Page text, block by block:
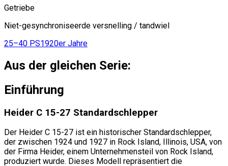
Getriebe
Niet-gesynchroniseerde versnelling / tandwiel
25–40 PS1920er Jahre
Aus der gleichen Serie:
Einführung
Heider C 15-27 Standardschlepper
Der Heider C 15-27 ist ein historischer Standardschlepper,
der zwischen 1924 und 1927 in Rock Island, Illinois, USA, von
der Firma Heider, einem Unternehmensteil von Rock Island,
produziert wurde. Dieses Modell repräsentiert die